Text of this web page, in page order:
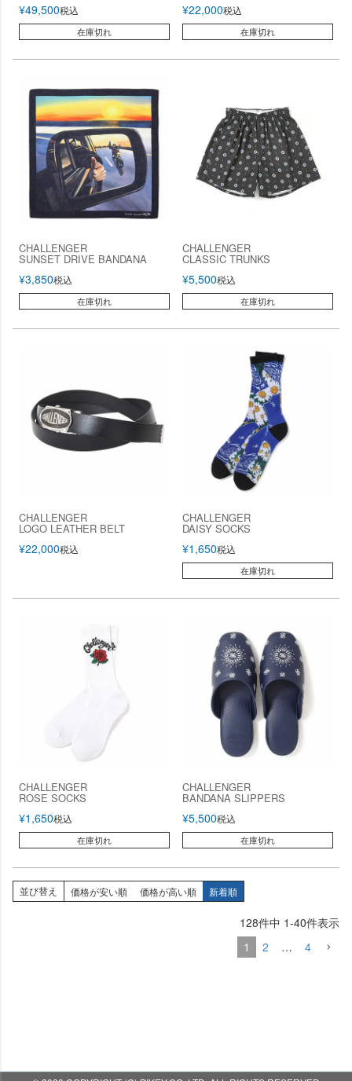
¥49,500税込
在庫切れ
¥22,000税込
在庫切れ
CHALLENGER
SUNSET DRIVE BANDANA
¥3,850税込
在庫切れ
CHALLENGER
CLASSIC TRUNKS
¥5,500税込
在庫切れ
CHALLENGER
LOGO LEATHER BELT
¥22,000税込
CHALLENGER
DAISY SOCKS
¥1,650税込
在庫切れ
CHALLENGER
ROSE SOCKS
¥1,650税込
在庫切れ
CHALLENGER
BANDANA SLIPPERS
¥5,500税込
在庫切れ
並び替え 価格が安い順 価格が高い順 新着順
128件中 1-40件表示
1
2 … 4